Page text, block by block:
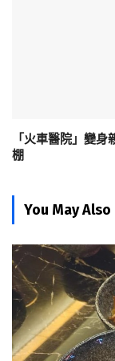
「火車醫院」變
棚
You May Also